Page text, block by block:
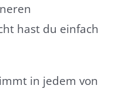
hast du einfach
in jedem von